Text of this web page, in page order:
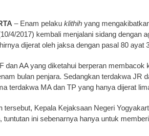
– Enam pelaku klithih yang
4/2017) kembali menjalani sidang dengan
dijerat oleh jaksa dengan pasal 80 ayat
dan AA yang diketahui berperan
bulan penjara. Sedangkan terdakwa JR
terdakwa MA dan TP yang hanya dijerat
tersebut, Kepala Kejaksaan Negeri
tuntutan ini sebenarnya hanya untuk